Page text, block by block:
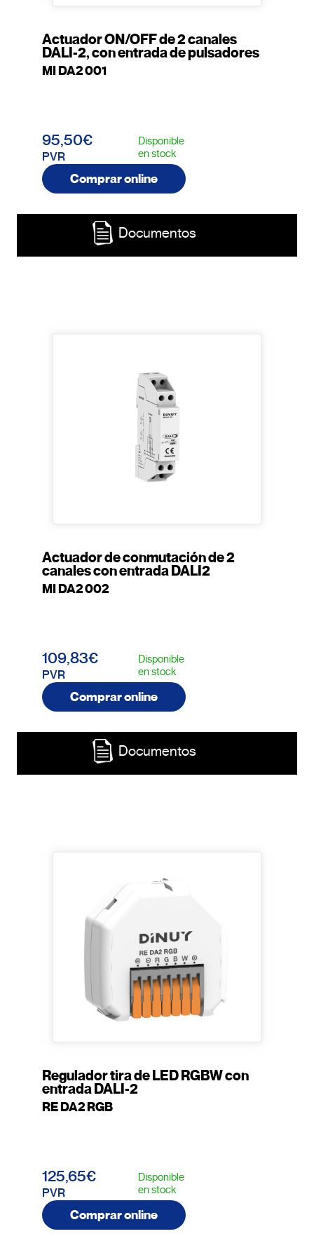
Actuador ON/OFF de 2 canales
DALI-2, con entrada de pulsadores
MI DA2 001
95,50€
PVR
Disponible
en stock
Comprar online
Documentos
Actuador de conmutación de 2
canales con entrada DALI2
MI DA2 002
109,83€
PVR
Disponible
en stock
Comprar online
Documentos
Regulador tira de LED RGBW con
entrada DALI-2
RE DA2 RGB
125,65€
PVR
Disponible
en stock
Comprar online